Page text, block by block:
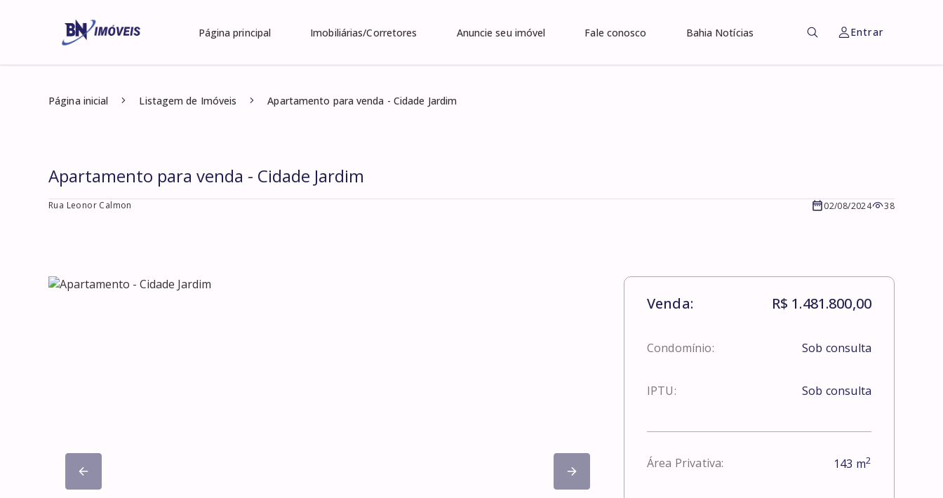
Página principal Imobiliárias/Corretores Anuncie seu imóvel Fale conosco Bahia Notícias Entrar
Página inicial Listagem de Imóveis Apartamento para venda - Cidade Jardim
Apartamento para venda - Cidade Jardim
Rua Leonor Calmon 02/08/2024 38
Venda: R$ 1.481.800,00
Condomínio: Sob consulta
IPTU: Sob consulta
Área Privativa: 143 m2